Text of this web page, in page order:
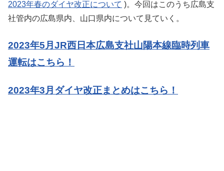
2023年春のダイヤ改正について )。今回はこのうち広島支
社管内の広島県内、山口県内について見ていく。
2023年5月JR西日本広島支社山陽本線臨時列車
運転はこちら！
2023年3月ダイヤ改正まとめはこちら！